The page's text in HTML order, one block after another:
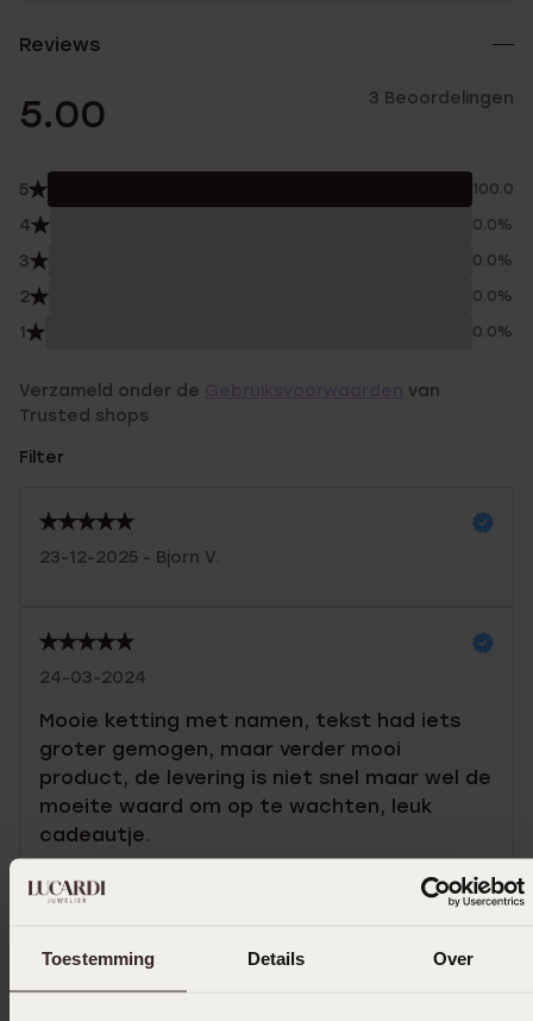
Toestemming Details Over
Reviews
5.00 3 Beoordelingen
5 100.0%
4 0.0%
3 0.0%
2 0.0%
1 0.0%
Verzameld onder de
van
Trusted shops
Filter
23-12-2025 - Bjorn V.
24-03-2024
Mooie ketting met namen, tekst had iets
groter gemogen, maar verder mooi
product, de levering is niet snel maar wel de
moeite waard om op te wachten, leuk
cadeautje.